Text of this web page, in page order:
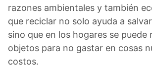
razones ambientales y también
que reciclar no solo ayuda a
sino que en los hogares se puede
objetos para no gastar en cosas
costos.